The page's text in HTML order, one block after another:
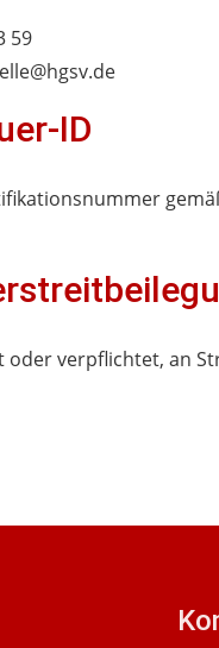
59
ID
oder verpflichtet, an